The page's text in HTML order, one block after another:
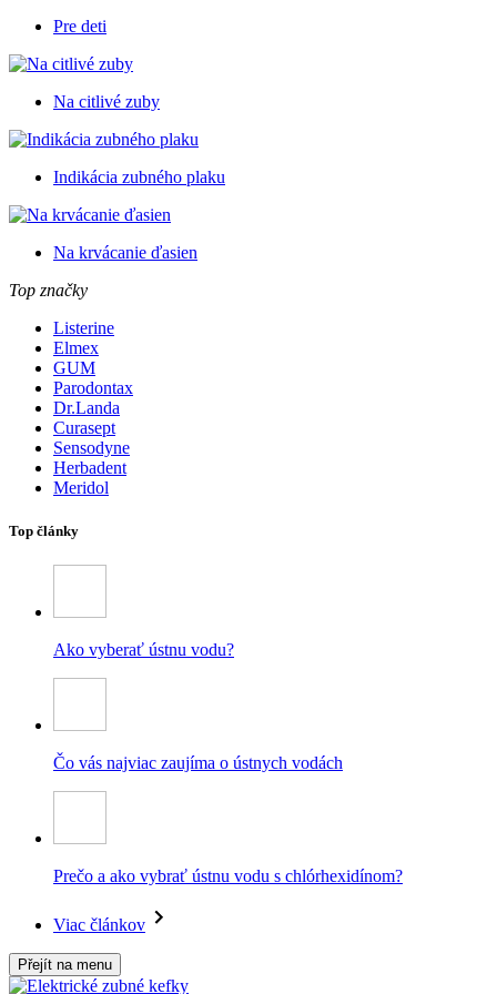
Pre deti
Na citlivé zuby
Indikácia zubného plaku
Na krvácanie ďasien
Top značky
Listerine
Elmex
GUM
Parodontax
Dr.Landa
Curasept
Sensodyne
Herbadent
Meridol
Top články
Ako vyberať ústnu vodu?
Čo vás najviac zaujíma o ústnych vodách
Prečo a ako vybrať ústnu vodu s chlórhexidínom?
Viac článkov
Přejít na menu